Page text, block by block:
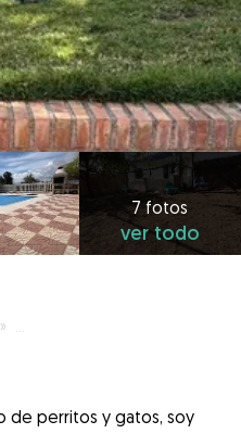
7 fotos
ver todo
»
de perritos y gatos, soy